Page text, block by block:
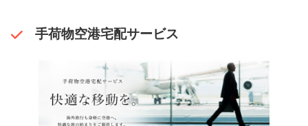
手荷物空港宅配サービス